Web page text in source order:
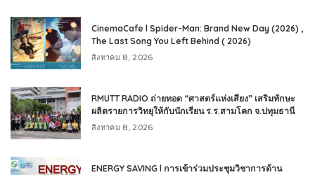
CinemaCafe l Spider-Man: Brand New Day (2026) ,
The Last Song You Left Behind ( 2026)
สิงหาคม 8, 2026
RMUTT RADIO ถ่ายทอด “ศาสตร์แห่งเสียง” เสริมทักษะ
ผลิตรายการวิทยุให้กับนักเรียน ร.ร.สามโคก จ.ปทุมธานี
สิงหาคม 8, 2026
ENERGY SAVING l การเข้าร่วมประชุมวิชาการด้าน